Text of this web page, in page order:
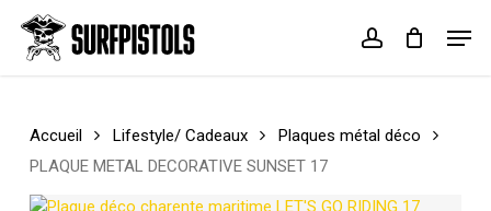
main
account
Cart Close
Accueil Lifestyle/ Cadeaux
Plaques métal déco
PLAQUE METAL DECORATIVE SUNSET 17